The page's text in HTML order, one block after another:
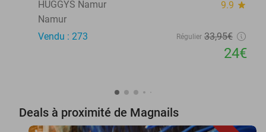
HUGGYS Namur
9.9 star
Namur
Vendu : 273
Régulier 33,95€
24€
Deals à proximité de Magnails